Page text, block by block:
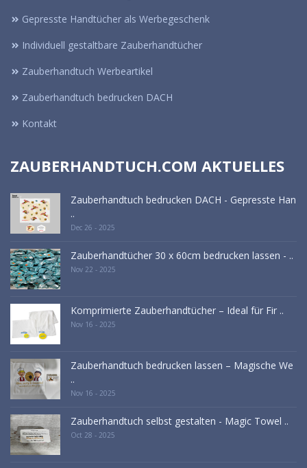
Gepresste Handtücher als Werbegeschenk
Individuell gestaltbare Zauberhandtücher
Zauberhandtuch Werbeartikel
Zauberhandtuch bedrucken DACH
Kontakt
ZAUBERHANDTUCH.COM AKTUELLES
Zauberhandtuch bedrucken DACH - Gepresste Han
..
Dec 26 - 2025
Zauberhandtücher 30 x 60cm bedrucken lassen - ..
Nov 22 - 2025
Komprimierte Zauberhandtücher – Ideal für Fir ..
Nov 16 - 2025
Zauberhandtuch bedrucken lassen – Magische We
..
Nov 16 - 2025
Zauberhandtuch selbst gestalten - Magic Towel ..
Oct 28 - 2025